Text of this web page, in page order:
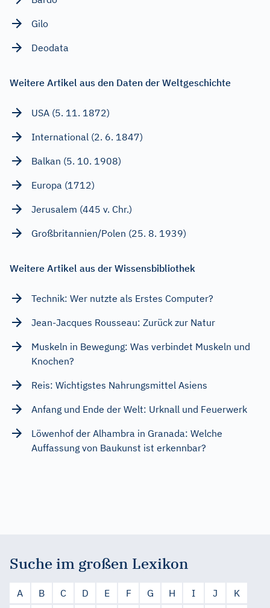
Gilo
Deodata
Weitere Artikel aus den Daten der Weltgeschichte
USA (5. 11. 1872)
International (2. 6. 1847)
Balkan (5. 10. 1908)
Europa (1712)
Jerusalem (445 v. Chr.)
Großbritannien/Polen (25. 8. 1939)
Weitere Artikel aus der Wissensbibliothek
Technik: Wer nutzte als Erstes Computer?
Jean-Jacques Rousseau: Zurück zur Natur
Muskeln in Bewegung: Was verbindet Muskeln und
Knochen?
Reis: Wichtigstes Nahrungsmittel Asiens
Anfang und Ende der Welt: Urknall und Feuerwerk
Löwenhof der Alhambra in Granada: Welche
Auffassung von Baukunst ist erkennbar?
Suche im großen Lexikon
A B C D E F G H I J
K